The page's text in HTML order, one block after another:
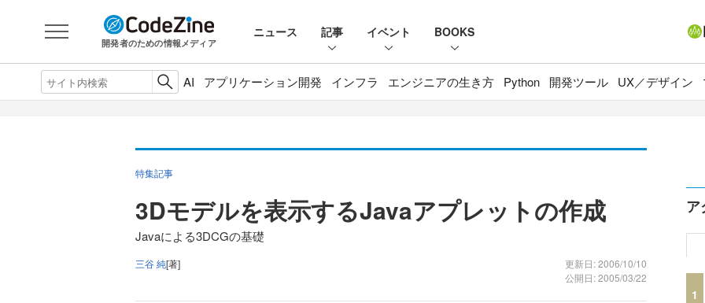
開発者のための情報メディア
ニュース 記事 イベント BOOKS
AI アプリケーション開発 インフラ エンジニアの生き方 Python 開発ツール UX／デザイン
特集記事
3Dモデルを表示するJavaアプレットの作成
Javaによる3DCGの基礎
三谷 純[著]
更新日: 2006/10/10
公開日: 2005/03/22
ア
1